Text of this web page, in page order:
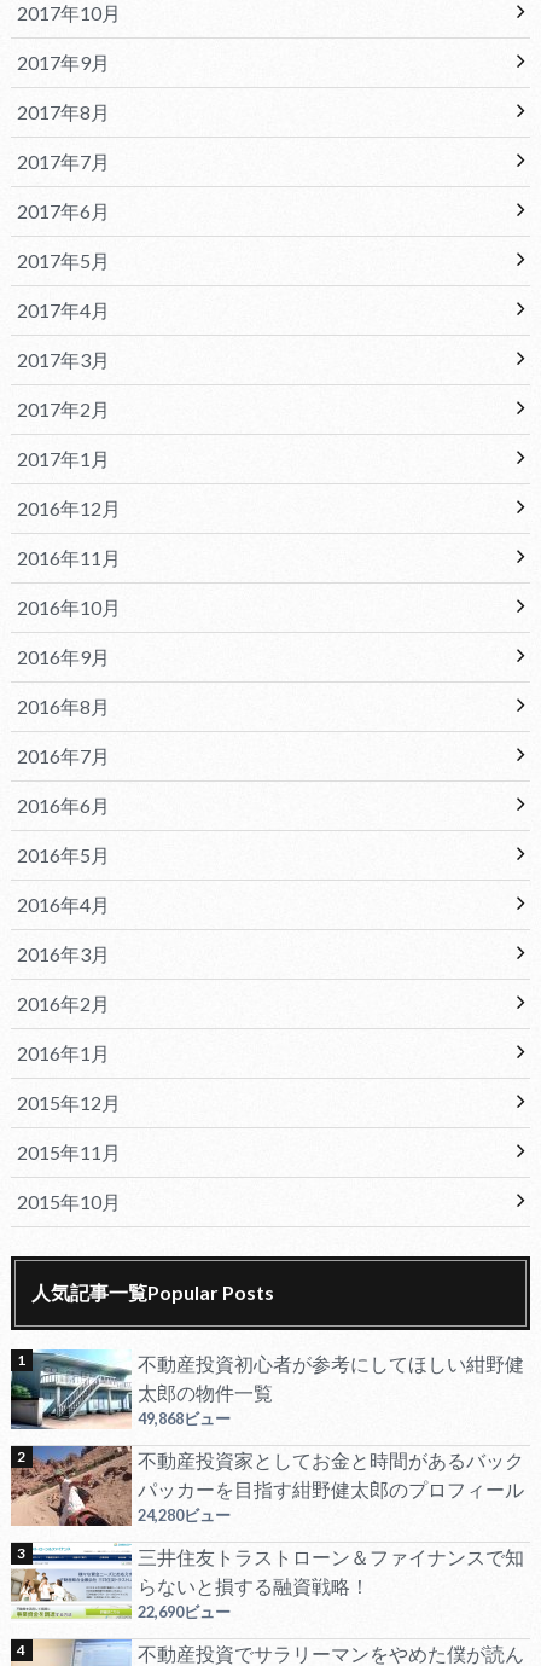
2017年10月
2017年9月
2017年8月
2017年7月
2017年6月
2017年5月
2017年4月
2017年3月
2017年2月
2017年1月
2016年12月
2016年11月
2016年10月
2016年9月
2016年8月
2016年7月
2016年6月
2016年5月
2016年4月
2016年3月
2016年2月
2016年1月
2015年12月
2015年11月
2015年10月
人気記事一覧Popular Posts
不動産投資初心者が参考にしてほしい紺野健
太郎の物件一覧
49,868ビュー
不動産投資家としてお金と時間があるバック
パッカーを目指す紺野健太郎のプロフィール
24,280ビュー
三井住友トラストローン＆ファイナンスで知
らないと損する融資戦略！
22,690ビュー
不動産投資でサラリーマンをやめた僕が読ん